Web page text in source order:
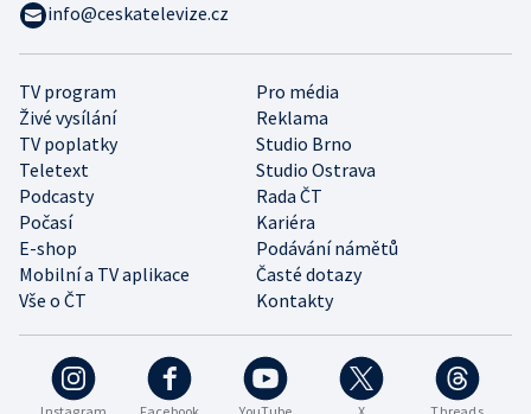
TV program
Pro média
Živé vysílání
Reklama
TV poplatky
Studio Brno
Teletext
Studio Ostrava
Podcasty
Rada ČT
Počasí
Kariéra
E-shop
Podávání námětů
Mobilní a TV aplikace
Časté dotazy
Vše o ČT
Kontakty
info@ceskatelevize.cz